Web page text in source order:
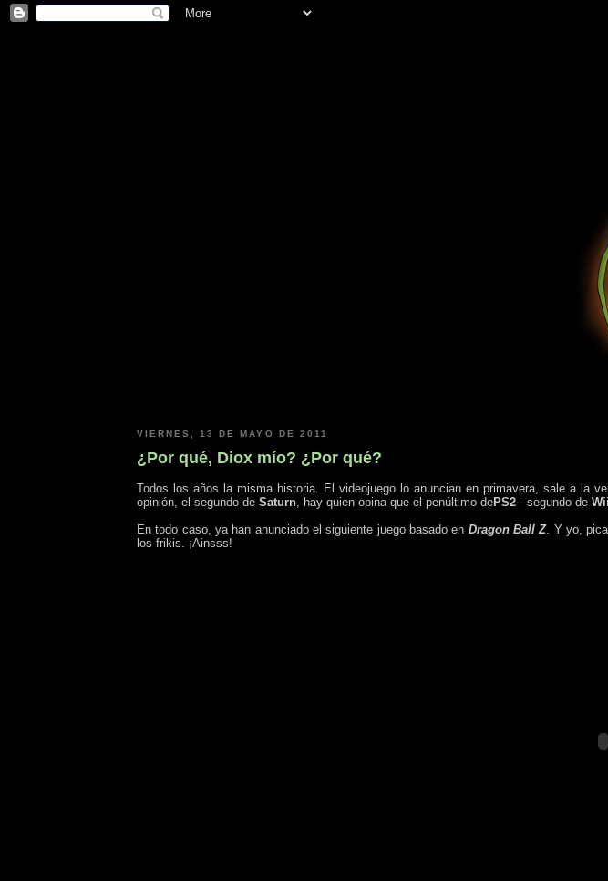
VIERNES, 13 DE MAYO DE 2011
¿Por qué, Diox mío? ¿Por qué?
Todos los años la misma historia. El videojuego lo anuncian en primavera, sale a la
opinión, el segundo de Saturn, hay quien opina que el penúltimo dePS2 - segundo de Wii
En todo caso, ya han anunciado el siguiente juego basado en Dragon Ball Z. Y yo,
los frikis. ¡Ainsss!